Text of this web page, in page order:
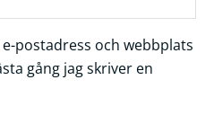
postadress och webbplats
gång jag skriver en